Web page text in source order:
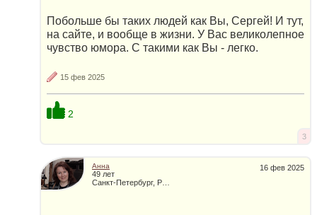
Побольше бы таких людей как Вы, Сергей! И тут,
на сайте, и вообще в жизни. У Вас великолепное
чувство юмора. С такими как Вы - легко.
15 фев 2025
2
3
16 фев 2025
Анна
49 лет